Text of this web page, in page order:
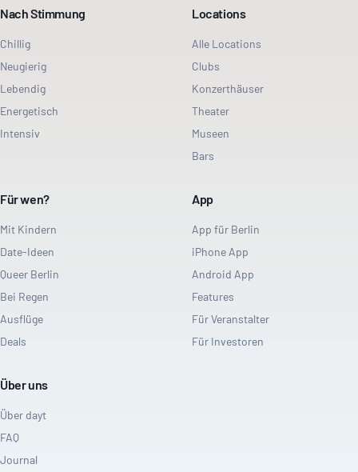
Nach Stimmung
Chillig
Neugierig
Lebendig
Energetisch
Intensiv
Locations
Alle Locations
Clubs
Konzerthäuser
Theater
Museen
Bars
Für wen?
Mit Kindern
Date-Ideen
Queer Berlin
Bei Regen
Ausflüge
Deals
App
App für Berlin
iPhone App
Android App
Features
Für Veranstalter
Für Investoren
Über uns
Über dayt
FAQ
Journal